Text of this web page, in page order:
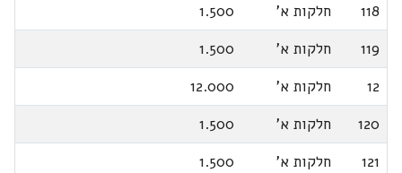
118
חלקות א'
1.500
119
חלקות א'
1.500
12
חלקות א'
12.000
120
חלקות א'
1.500
121
חלקות א'
1.500